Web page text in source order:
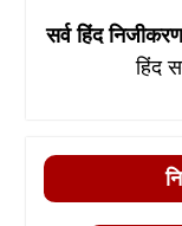
सर्व हिंद
हिंद